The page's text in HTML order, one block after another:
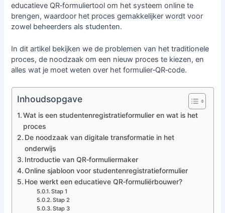
educatieve QR‑formuliertool om het systeem online te
brengen, waardoor het proces gemakkelijker wordt voor
zowel beheerders als studenten.
In dit artikel bekijken we de problemen van het traditionele
proces, de noodzaak om een nieuw proces te kiezen, en
alles wat je moet weten over het formulier‑QR‑code.
Inhoudsopgave
Wat is een studentenregistratieformulier en wat is het
proces
De noodzaak van digitale transformatie in het
onderwijs
Introductie van QR‑formuliermaker
Online sjabloon voor studentenregistratieformulier
Hoe werkt een educatieve QR‑formuliërbouwer?
Stap 1
Stap 2
Stap 3